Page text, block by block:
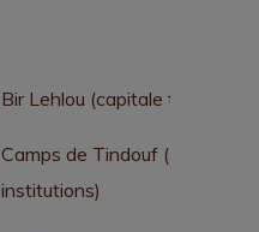
Bir Lehlou (capitale
Camps de Tindouf (siège des
institutions)